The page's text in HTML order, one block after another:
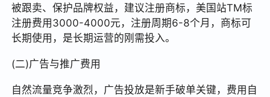
被跟卖、保护品牌权益，建议注册商标，美国站TM标
注册费用3000-4000元，注册周期6-8个月，商标可
长期使用，是长期运营的刚需投入。
(二)广告与推广费用
自然流量竞争激烈，广告投放是新手破单关键，费用自